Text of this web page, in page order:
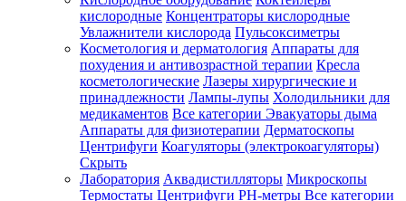
Зарегистрироваться
Зачем
регистрироваться?
Все
покупки
кислородные Концентраторы кислородные
Увлажнители кислорода Пульсоксиметры
Косметология и дерматология Аппараты для
похудения и антивозрастной терапии Кресла
косметологические Лазеры хирургические и
принадлежности Лампы-лупы Холодильники для
медикаментов Все категории Эвакуаторы дыма
Аппараты для физиотерапии Дерматоскопы
Центрифуги Коагуляторы (электрокоагуляторы)
Скрыть
Лаборатория Аквадистилляторы Микроскопы
Термостаты Центрифуги PH-метры Все категории